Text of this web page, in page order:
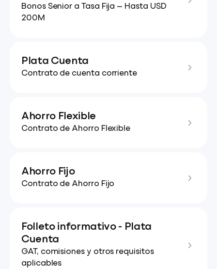
Bonos Senior a Tasa Fija — Hasta USD
200M
Plata Cuenta
Contrato de cuenta corriente
Ahorro Flexible
Contrato de Ahorro Flexible
Ahorro Fijo
Contrato de Ahorro Fijo
Folleto informativo - Plata
Cuenta
GAT, comisiones y otros requisitos
aplicables